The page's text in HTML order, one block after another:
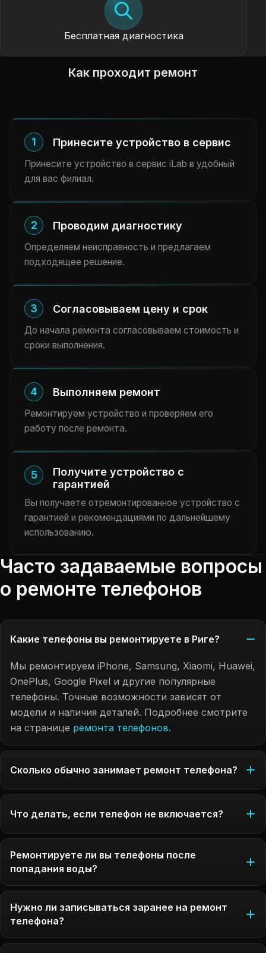
Бесплатная диагностика
Как проходит ремонт
1 Принесите устройство в сервис
Принесите устройство в сервис iLab в удобный
для вас филиал.
2 Проводим диагностику
Определяем неисправность и предлагаем
подходящее решение.
3 Согласовываем цену и срок
До начала ремонта согласовываем стоимость и
сроки выполнения.
4 Выполняем ремонт
Ремонтируем устройство и проверяем его
работу после ремонта.
5
Получите устройство с
гарантией
Вы получаете отремонтированное устройство с
гарантией и рекомендациями по дальнейшему
использованию.
Часто задаваемые вопросы
о ремонте телефонов
Какие телефоны вы ремонтируете в Риге?
Мы ремонтируем iPhone, Samsung, Xiaomi, Huawei,
OnePlus, Google Pixel и другие популярные
телефоны. Точные возможности зависят от
модели и наличия деталей. Подробнее смотрите
на странице ремонта телефонов.
Сколько обычно занимает ремонт телефона?
Что делать, если телефон не включается?
Ремонтируете ли вы телефоны после
попадания воды?
Нужно ли записываться заранее на ремонт
телефона?